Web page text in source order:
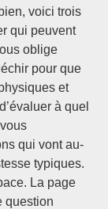
voici trois
qui peuvent
oblige
pour que
et
à quel
qui vont au-
typiques.
La page
question